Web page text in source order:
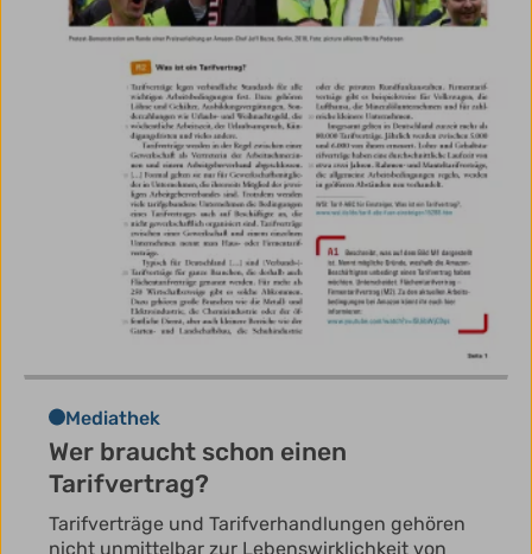
Mediathek
Wer braucht schon einen
Tarifvertrag?
Tarifverträge und Tarifverhandlungen gehören
nicht unmittelbar zur Lebenswirklichkeit von